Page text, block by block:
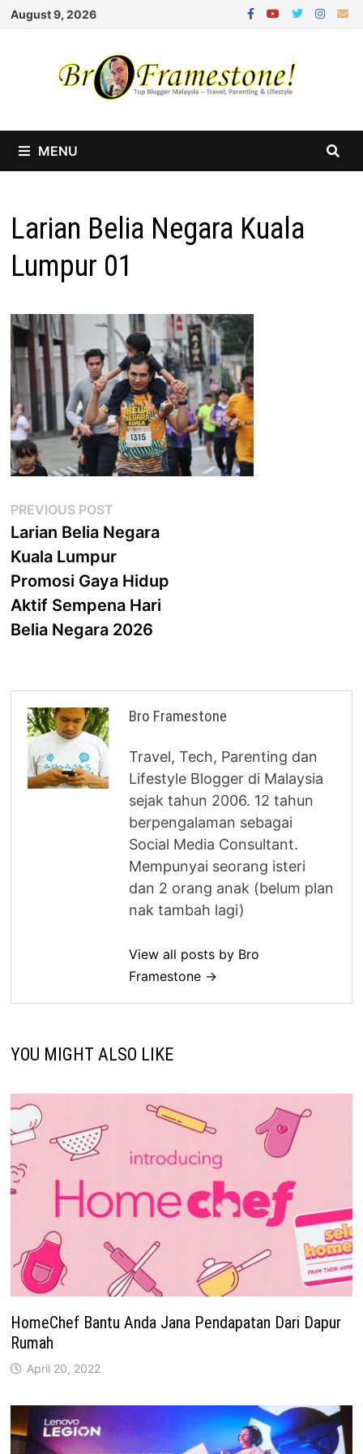
Skip
August 9, 2026
MENU
Larian Belia Negara Kuala
Lumpur 01
Post
navigation
PREVIOUS POST
post:
Larian Belia Negara
Kuala Lumpur
Promosi Gaya Hidup
Aktif Sempena Hari
Belia Negara 2026
Bro Framestone
Travel, Tech, Parenting dan
Lifestyle Blogger di Malaysia
sejak tahun 2006. 12 tahun
berpengalaman sebagai
Social Media Consultant.
Mempunyai seorang isteri
dan 2 orang anak (belum plan
nak tambah lagi)
View all posts by Bro
Framestone →
YOU MIGHT ALSO LIKE
HomeChef Bantu Anda Jana Pendapatan Dari Dapur
Rumah
April 20, 2022